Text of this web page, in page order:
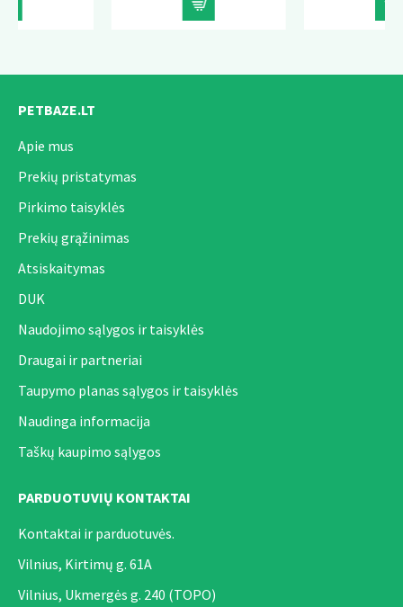
PETBAZE.LT
Apie mus
Prekių pristatymas
Pirkimo taisyklės
Prekių grąžinimas
Atsiskaitymas
DUK
Naudojimo sąlygos ir taisyklės
Draugai ir partneriai
Taupymo planas sąlygos ir taisyklės
Naudinga informacija
Taškų kaupimo sąlygos
PARDUOTUVIŲ KONTAKTAI
Kontaktai ir parduotuvės.
Vilnius, Kirtimų g. 61A
Vilnius, Ukmergės g. 240 (TOPO)